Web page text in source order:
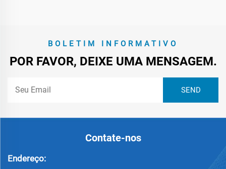
BOLETIM INFORMATIVO
POR FAVOR, DEIXE UMA MENSAGEM.
Contate-nos
Endereço: